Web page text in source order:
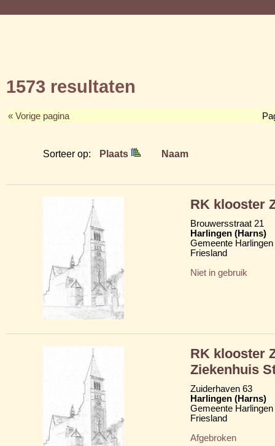
1573 resultaten
« Vorige pagina
Sorteer op: Plaats Naam
RK klooster
Brouwersstraat 21
Harlingen (Harns)
Gemeente Harlingen
Friesland
Niet in gebruik
RK klooster
Ziekenhuis
Zuiderhaven 63
Harlingen (Harns)
Gemeente Harlingen
Friesland
Afgebroken